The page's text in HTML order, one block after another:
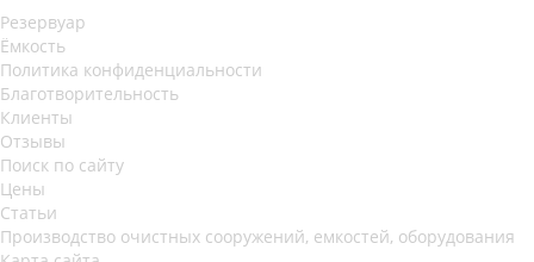
Резервуар
Ёмкость
Политика конфиденциальности
Благотворительность
Клиенты
Отзывы
Поиск по сайту
Цены
Статьи
Производство очистных сооружений, емкостей, оборудования